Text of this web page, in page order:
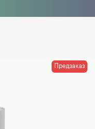
Предзаказ